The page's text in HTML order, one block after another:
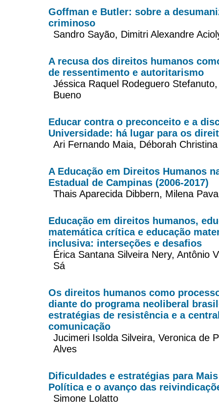
Goffman e Butler: sobre a
criminoso
Sandro Sayão, Dimitri Alexandre
A recusa dos direitos humanos
de ressentimento e autoritarismo
Jéssica Raquel Rodeguero
Bueno
Educar contra o preconceito e a
Universidade: há lugar para os
Ari Fernando Maia, Déborah
A Educação em Direitos Humanos
Estadual de Campinas (2006-2017)
Thais Aparecida Dibbern, Milena
Educação em direitos humanos,
matemática crítica e educação
inclusiva: interseções e desafios
Érica Santana Silveira Nery, Antônio
Sá
Os direitos humanos como
diante do programa neoliberal
estratégias de resistência e a
comunicação
Jucimeri Isolda Silveira, Veronica de
Alves
Dificuldades e estratégias para
Política e o avanço das
Simone Lolatto